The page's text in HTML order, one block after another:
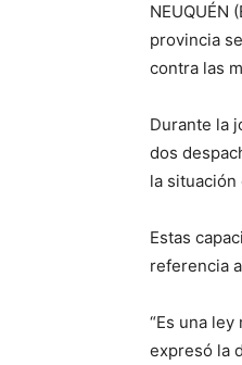
NEUQUÉN
provincia
contra las
Durante la
dos
la
Estas
referencia
“Es una
expresó la